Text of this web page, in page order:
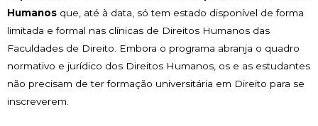
Humanos que, até à data, só tem estado disponível de forma
limitada e formal nas clínicas de Direitos Humanos das
Faculdades de Direito. Embora o programa abranja o quadro
normativo e jurídico dos Direitos Humanos, os e as estudantes
não precisam de ter formação universitária em Direito para se
inscreverem.